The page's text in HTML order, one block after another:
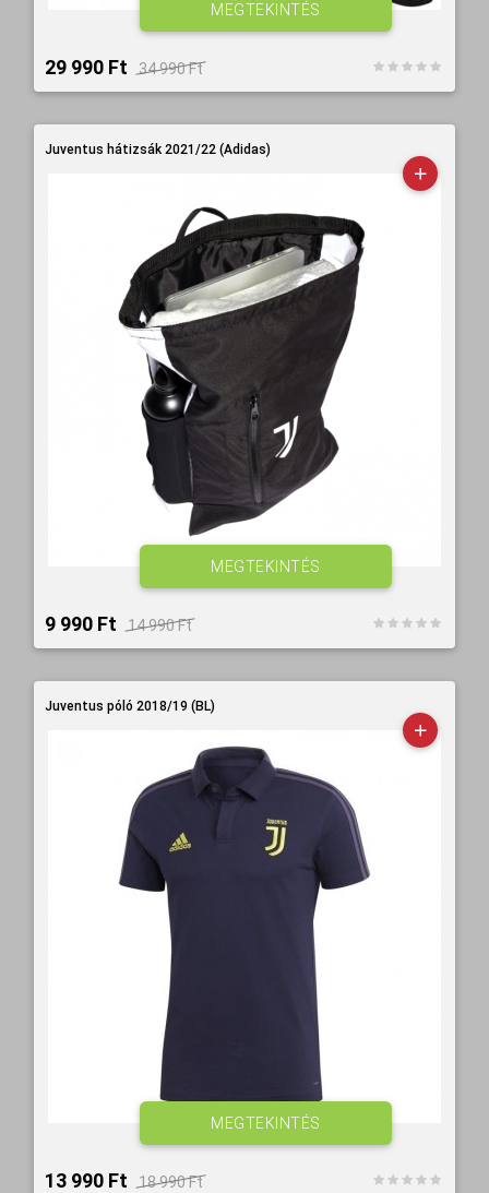
29 990 Ft‎ 34 990 Ft‎
MEGTEKINTÉS
Juventus hátizsák 2021/22 (Adidas)
9 990 Ft‎ 14 990 Ft‎
MEGTEKINTÉS
Juventus póló 2018/19 (BL)
13 990 Ft‎ 18 990 Ft‎
MEGTEKINTÉS